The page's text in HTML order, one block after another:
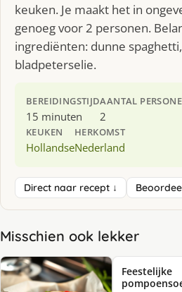
keuken. Je maakt het in
genoeg voor 2 personen.
ingrediënten: dunne
bladpeterselie.
BEREIDINGSTIJD
15 minuten
AANTAL
2
KEUKEN
Hollandse
HERKOMST
Nederland
Direct naar recept ↓
Misschien ook lekker
Feestelijke